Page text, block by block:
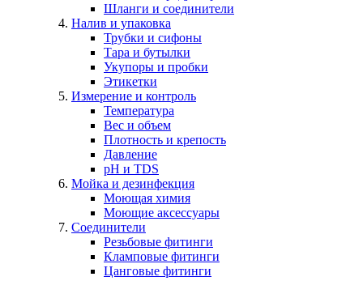
Шланги и соединители
Налив и упаковка
Трубки и сифоны
Тара и бутылки
Укупоры и пробки
Этикетки
Измерение и контроль
Температура
Вес и объем
Плотность и крепость
Давление
pH и TDS
Мойка и дезинфекция
Моющая химия
Моющие аксессуары
Соединители
Резьбовые фитинги
Кламповые фитинги
Цанговые фитинги